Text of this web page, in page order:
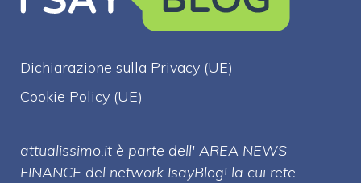
Dichiarazione sulla Privacy (UE)
Cookie Policy (UE)
attualissimo.it è parte dell' AREA NEWS
FINANCE del network IsayBlog! la cui rete